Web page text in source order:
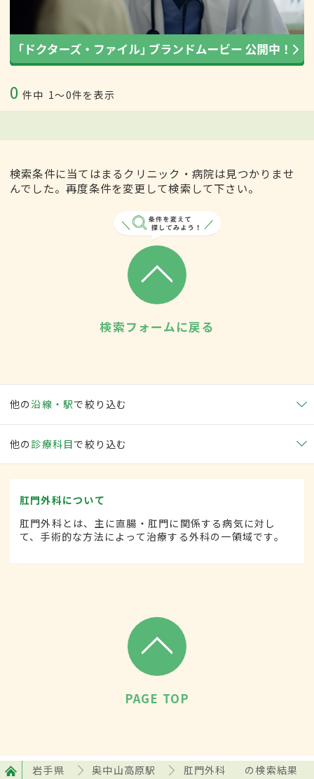
0 件中 1〜0件を表示
検索条件に当てはまるクリニック・病院は見つかりませ
んでした。再度条件を変更して検索して下さい。
検索フォームに戻る
他の沿線・駅で絞り込む
他の 診療科目で絞り込む
肛門外科について
肛門外科とは、主に直腸・肛門に関係する病気に対し
て、手術的な方法によって治療する外科の一領域です。
PAGE TOP
岩手県 奥中山高原駅 肛門外科 の検索結果